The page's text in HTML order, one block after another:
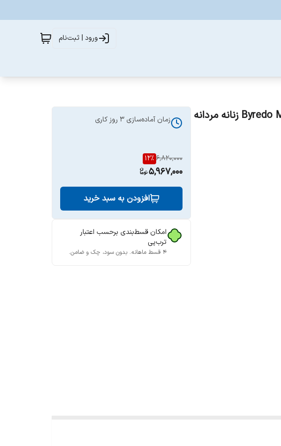
ورود | ثبت‌نام
زمان آماده‌سازی 3 روز کاری
6,820,000
12%
5,967,000
افزودن به سبد خرید
امکان قسط‌بندی برحسب اعتبار
ترب‌پی
۴ قسط ماهانه. بدون سود، چک و ضامن.